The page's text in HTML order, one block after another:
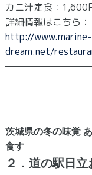
カニ汁定食：1,600
詳細情報はこちら：
http://www.marine-
dream.net/
茨城県の冬の味覚
食す
２．道の駅日